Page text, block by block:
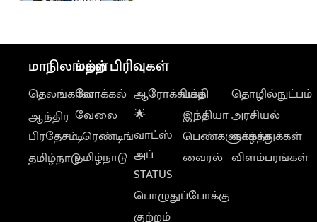
மாநிலங்கள்
தெலங்கானா
ஆந்திர
பிரதேசம்
தமிழ்நாடு
மற்ற பிரிவுகள்
லோக்கல்
வேலை
டிரெண்டிங்
தமிழ்நாடு
ஆரோக்கியம்
🌟
வாட்ஸ்
அப்
STATUS
பொழுதுப்போக்கு
குற்றம்
பக்தி
இந்தியா
பெண்களுக்காக
வைரல்
தொழில்நுட்பம்
அரசியல்
வாழ்த்துக்கள்
விளம்பரங்கள்